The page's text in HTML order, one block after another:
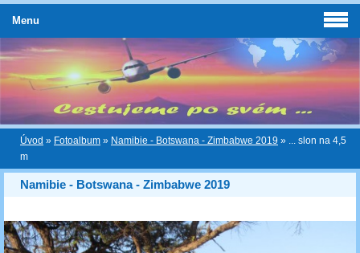
Úvod » Fotoalbum » Namibie - Botswana - Zimbabwe 2019 »
... slon na 4,5
m
Namibie - Botswana - Zimbabwe 2019
Menu